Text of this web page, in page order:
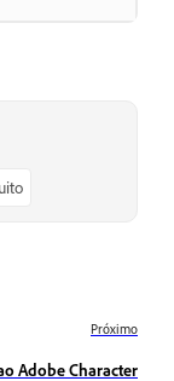
Próximo
Adobe Character